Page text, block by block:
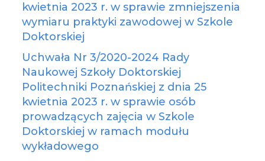
kwietnia 2023 r. w sprawie zmniejszenia
wymiaru praktyki zawodowej w Szkole
Doktorskiej
Uchwała Nr 3/2020-2024 Rady
Naukowej Szkoły Doktorskiej
Politechniki Poznańskiej z dnia 25
kwietnia 2023 r. w sprawie osób
prowadzących zajęcia w Szkole
Doktorskiej w ramach modułu
wykładowego